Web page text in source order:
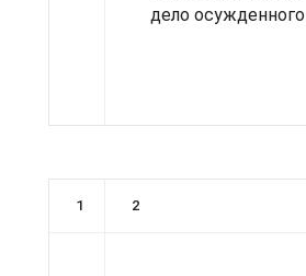
де­ло осужденного
1 2